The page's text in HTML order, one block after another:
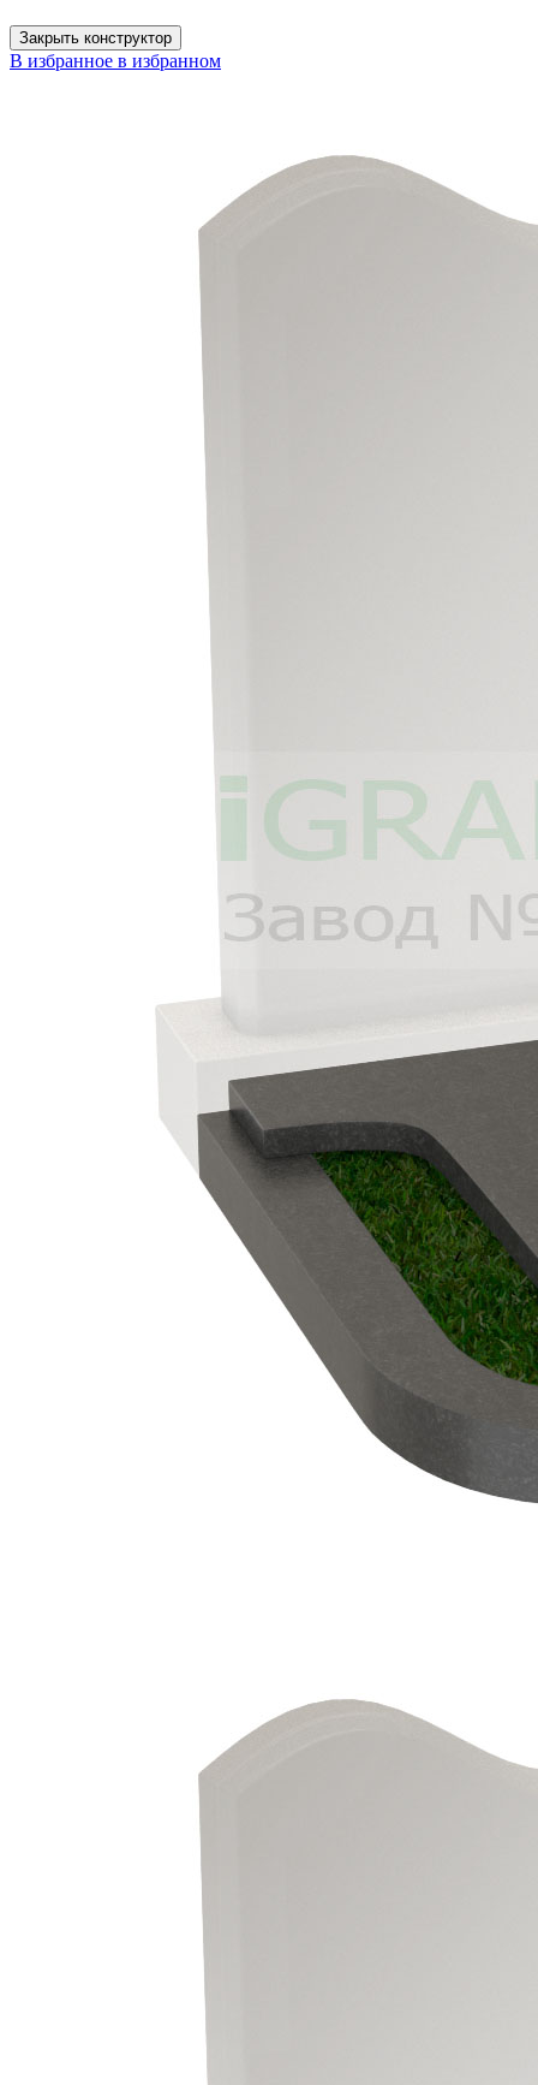
Закрыть конструктор
В избранное в избранном